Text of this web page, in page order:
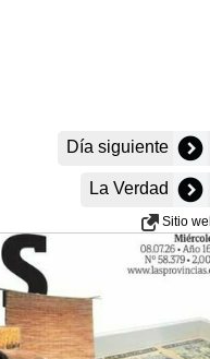
Día siguiente
La Verdad
Sitio